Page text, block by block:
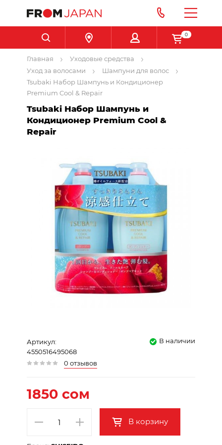
0
Главная
Уходовые средства
Уход за волосами
Шампуни для волос
Tsubaki Набор Шампунь и Кондиционер
Premium Cool & Repair
Tsubaki Набор Шампунь и
Кондиционер Premium Cool &
Repair
Артикул:
4550516495068
В наличии
0 отзывов
1850 сом
В корзину